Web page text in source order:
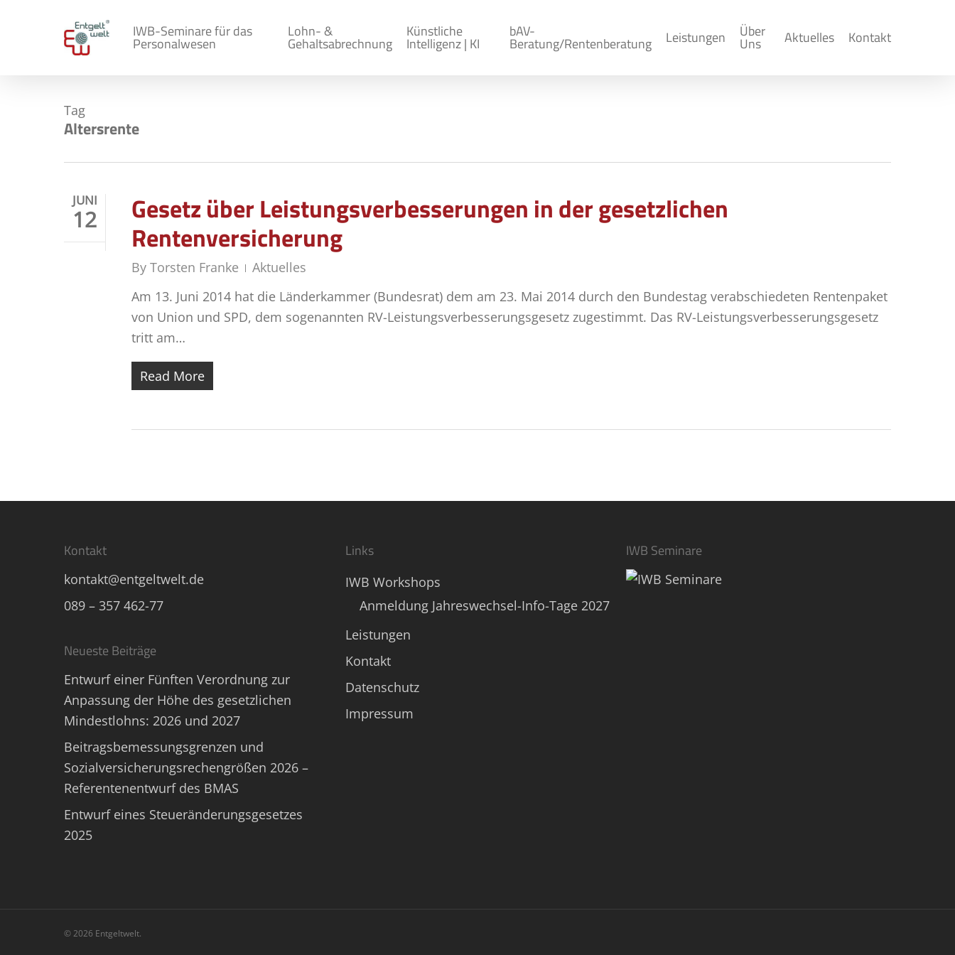
IWB-Seminare für das
Personalwesen
Lohn- &
Gehaltsabrechnung
Künstliche
Intelligenz | KI
bAV-
Beratung/Rentenberatung Leistungen Über
Uns Aktuelles Kontakt
Tag
Altersrente
JUNI
12 Gesetz über Leistungsverbesserungen in der gesetzlichen
Rentenversicherung
By Torsten Franke
Aktuelles
Am 13. Juni 2014 hat die Länderkammer (Bundesrat) dem am 23. Mai 2014 durch den Bundestag verabschiedeten Rentenpaket
von Union und SPD, dem sogenannten RV-Leistungsverbesserungsgesetz zugestimmt. Das RV-Leistungsverbesserungsgesetz
tritt am…
Read More
Kontakt
kontakt@entgeltwelt.de
089 – 357 462-77
Neueste Beiträge
Entwurf einer Fünften Verordnung zur
Anpassung der Höhe des gesetzlichen
Mindestlohns: 2026 und 2027
Beitragsbemessungsgrenzen und
Sozialversicherungsrechengrößen 2026 –
Referentenentwurf des BMAS
Entwurf eines Steueränderungsgesetzes
2025
Links
IWB Workshops
Anmeldung Jahreswechsel-Info-Tage 2027
Leistungen
Kontakt
Datenschutz
Impressum
IWB Seminare
© 2026 Entgeltwelt.